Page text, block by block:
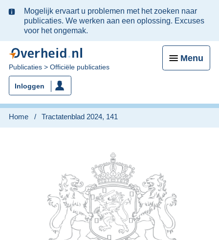
Ter
informatie:
Mogelijk ervaart u problemen met het zoeken naar
publicaties. We werken aan een oplossing. Excuses
voor het ongemak.
Menu
U
bent
nu
hier:
Publicaties Officiële publicaties
Inloggen
Home Tractatenblad 2024, 141